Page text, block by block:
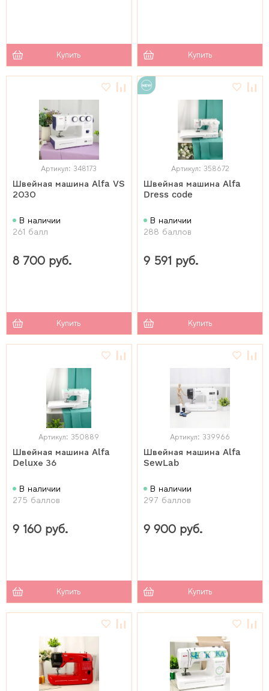
Купить Купить
Артикул: 348173
Швейная машина Alfa VS
2030
В наличии
261 балл
8 700 руб.
Купить
Артикул: 358672
Швейная машина Alfa
Dress code
В наличии
288 баллов
9 591 руб.
Купить
Артикул: 350889
Швейная машина Alfa
Deluxе 36
В наличии
275 баллов
9 160 руб.
Купить
Артикул: 339966
Швейная машина Alfa
SewLab
В наличии
297 баллов
9 900 руб.
Купить